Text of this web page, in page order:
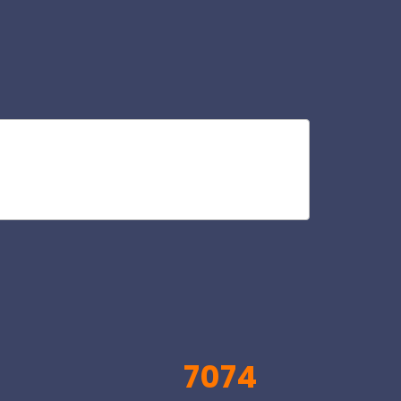
7074